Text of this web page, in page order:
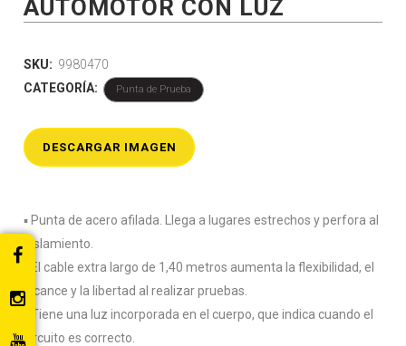
AUTOMOTOR CON LUZ
SKU: 9980470
CATEGORÍA:
Punta de Prueba
DESCARGAR IMAGEN
▪️ Punta de acero afilada. Llega a lugares estrechos y perfora al
aislamiento.
▪️ El cable extra largo de 1,40 metros aumenta la flexibilidad, el
alcance y la libertad al realizar pruebas.
▪️ Tiene una luz incorporada en el cuerpo, que indica cuando el
circuito es correcto.